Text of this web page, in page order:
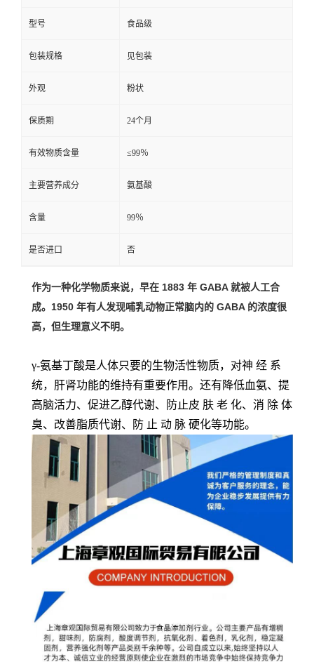
型号 食品级
包装规格 见包装
外观 粉状
保质期 24个月
有效物质含量 ≤99％
主要营养成分 氨基酸
含量 99％
是否进口 否
作为一种化学物质来说，早在 1883 年 GABA 就被人工合
成。1950 年有人发现哺乳动物正常脑内的 GABA 的浓度很
高，但生理意义不明。
γ-氨基丁酸是人体只要的生物活性物质， 对神 经 系
统，肝肾功能的维持有重要作用。还有降低血氨、提
高脑活力、促进乙醇代谢、防止皮 肤 老 化、 消 除 体
臭、改善脂质代谢、 防 止 动 脉 硬化等功能。